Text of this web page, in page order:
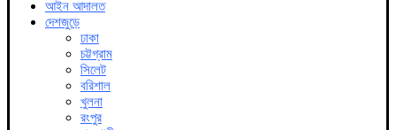
আইন আদালত
দেশজুড়ে
ঢাকা
চট্টগ্রাম
সিলেট
বরিশাল
খুলনা
রংপুর